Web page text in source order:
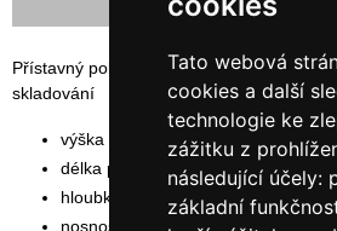
Tato webová
cookies a další
technologie ke
zážitku z
následující účely:
základní
Přístavný policový, bezšroubovaný regál
skladování
výška rámu: 200 cm
délka polic: 132,5 cm
hloubka polic: 40 cm
nosnost police: 200 kg